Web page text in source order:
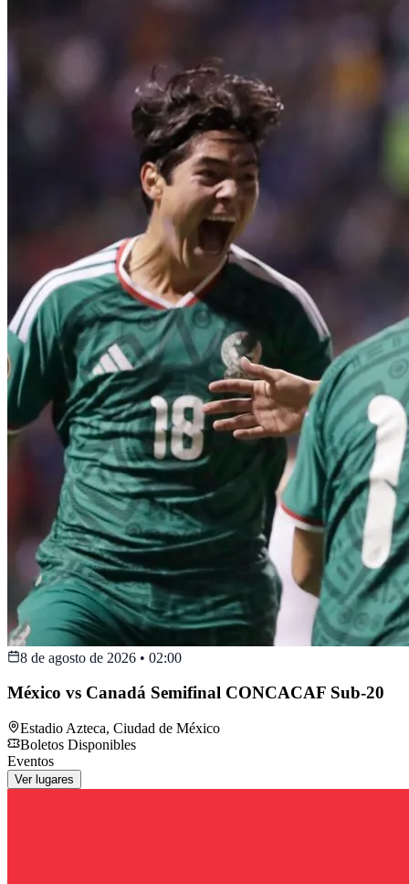
8 de agosto de 2026 • 02:00
México vs Canadá Semifinal CONCACAF Sub-20
Estadio Azteca, Ciudad de México
Boletos Disponibles
Eventos
Ver lugares